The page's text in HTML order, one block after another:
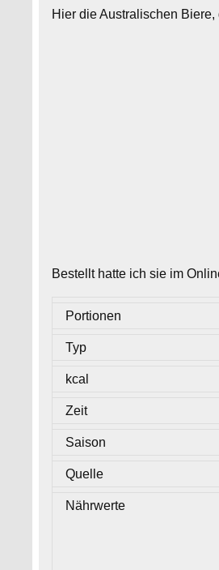
Hier die Australischen
Bestellt hatte ich sie im
Portionen
Typ
kcal
Zeit
Saison
Quelle
Nährwerte